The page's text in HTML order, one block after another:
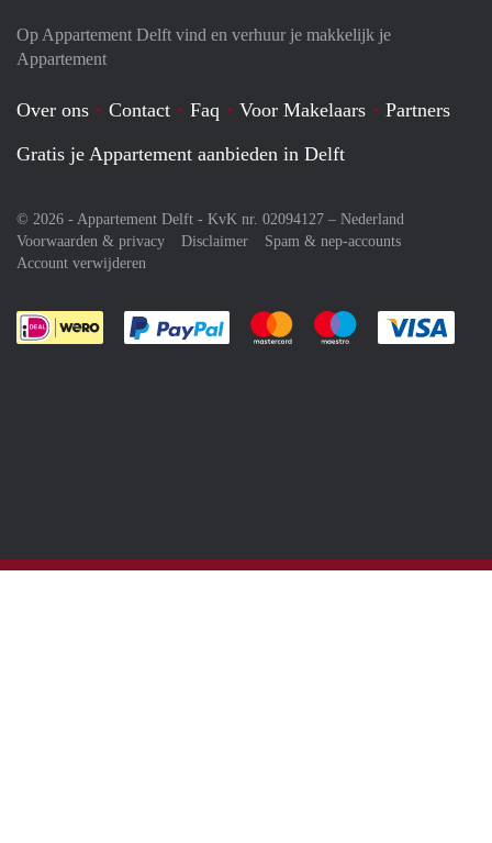
Op Appartement Delft vind en verhuur je makkelijk je
Appartement
Over ons Contact Faq Voor Makelaars
Partners
Gratis je Appartement aanbieden in Delft
© 2026 - Appartement Delft - KvK nr. 02094127 – Nederland
Voorwaarden & privacy
Disclaimer
Spam & nep-accounts
Account verwijderen
Je rekent gemakkelijk af met Paypal
Je rekent gemakkelijk af met
Je rekent